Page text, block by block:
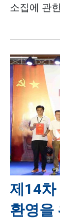
소집에 관
제14차
환영을